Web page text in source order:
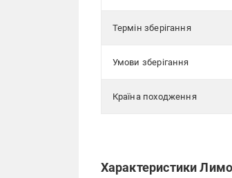
Термін зберігання
Умови зберігання
Країна походження
Характеристики